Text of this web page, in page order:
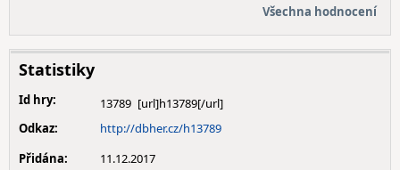
Všechna hodnocení
Statistiky
Id hry:
13789
Odkaz:
http://dbher.cz/h13789
Přidána:
11.12.2017